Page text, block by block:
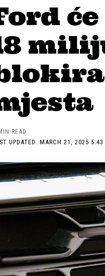
UPDATED: MARCH 21, 2025 5:43
READ